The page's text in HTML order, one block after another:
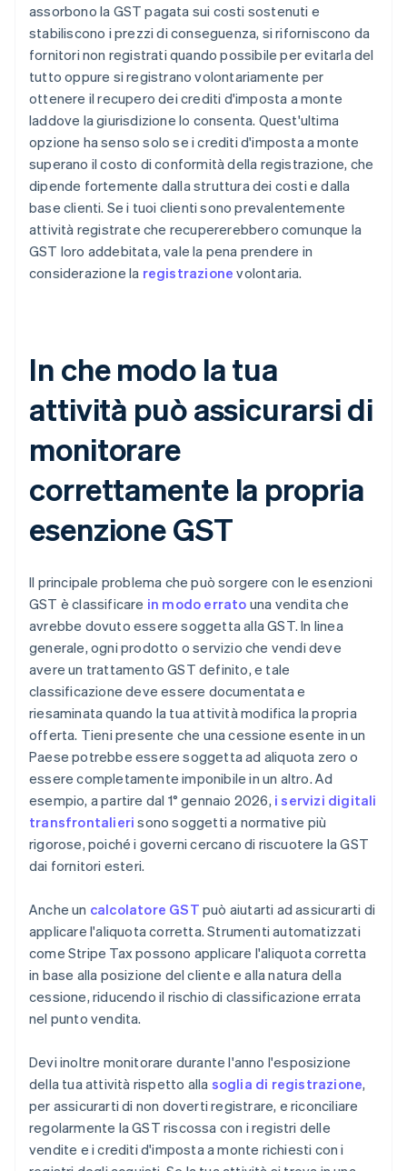
assorbono la GST pagata sui costi sostenuti e
stabiliscono i prezzi di conseguenza, si riforniscono da
fornitori non registrati quando possibile per evitarla del
tutto oppure si registrano volontariamente per
ottenere il recupero dei crediti d'imposta a monte
laddove la giurisdizione lo consenta. Quest'ultima
opzione ha senso solo se i crediti d'imposta a monte
superano il costo di conformità della registrazione, che
dipende fortemente dalla struttura dei costi e dalla
base clienti. Se i tuoi clienti sono prevalentemente
attività registrate che recupererebbero comunque la
GST loro addebitata, vale la pena prendere in
considerazione la registrazione volontaria.
In che modo la tua
attività può assicurarsi di
monitorare
correttamente la propria
esenzione GST
Il principale problema che può sorgere con le esenzioni
GST è classificare in modo errato una vendita che
avrebbe dovuto essere soggetta alla GST. In linea
generale, ogni prodotto o servizio che vendi deve
avere un trattamento GST definito, e tale
classificazione deve essere documentata e
riesaminata quando la tua attività modifica la propria
offerta. Tieni presente che una cessione esente in un
Paese potrebbe essere soggetta ad aliquota zero o
essere completamente imponibile in un altro. Ad
esempio, a partire dal 1° gennaio 2026, i servizi digitali
transfrontalieri sono soggetti a normative più
rigorose, poiché i governi cercano di riscuotere la GST
dai fornitori esteri.
Anche un calcolatore GST può aiutarti ad assicurarti di
applicare l'aliquota corretta. Strumenti automatizzati
come Stripe Tax possono applicare l'aliquota corretta
in base alla posizione del cliente e alla natura della
cessione, riducendo il rischio di classificazione errata
nel punto vendita.
Devi inoltre monitorare durante l'anno l'esposizione
della tua attività rispetto alla soglia di registrazione,
per assicurarti di non doverti registrare, e riconciliare
regolarmente la GST riscossa con i registri delle
vendite e i crediti d'imposta a monte richiesti con i